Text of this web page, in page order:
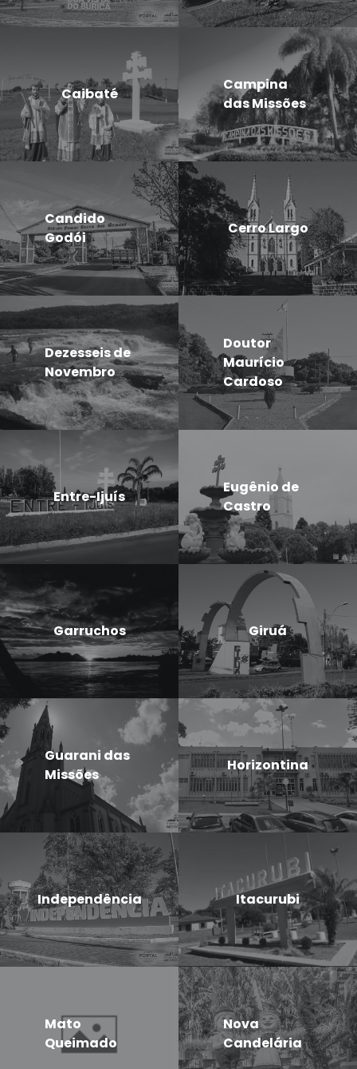
Caibaté
Campina
das Missões
Candido
Godói
Cerro Largo
Dezesseis de
Novembro
Doutor
Maurício
Cardoso
Entre-Ijuís
Eugênio de
Castro
Garruchos Giruá
Guarani das
Missões
Horizontina
Independência Itacurubi
Mato
Queimado
Nova
Candelária